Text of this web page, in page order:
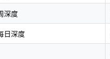
深度
日深度